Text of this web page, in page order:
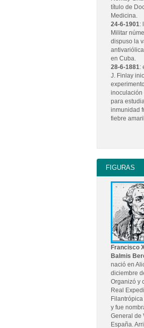
título de
Medicina.
24-6-1901:
Militar
dispuso la
en Cuba.
28-6-1881:
J. Finlay
inoculación
para
inmunidad
fiebre
FIGURAS
Francisco
Balmis
nació en
diciembre
Organizó y
Real
y fue
General de
España.